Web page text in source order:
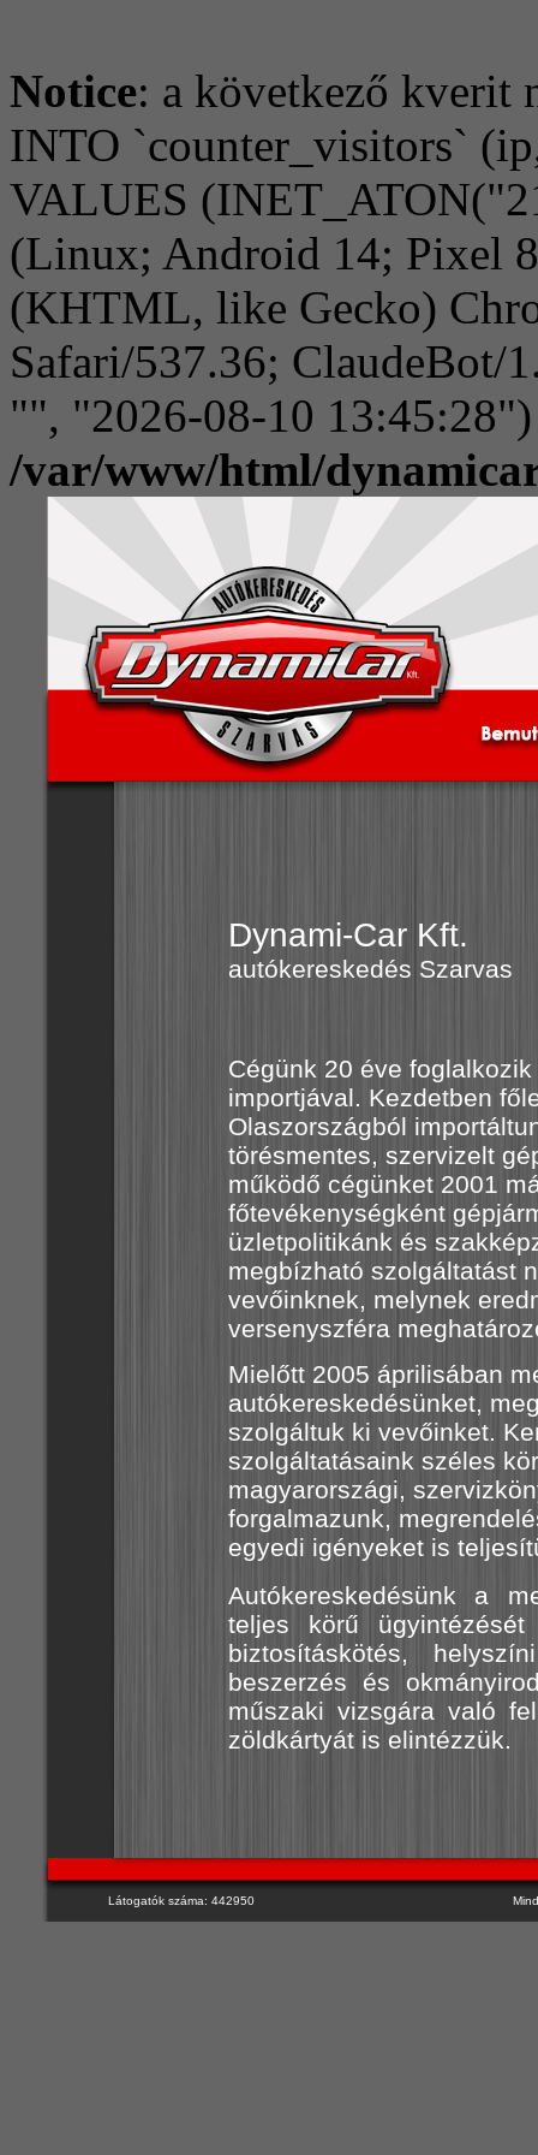
Notice: a következő kverit
INTO `counter_visitors`
VALUES
(Linux; Android 14; Pixel
(KHTML, like Gecko)
Safari/537.36; ClaudeBot/
"", "2026-08-10
/var/www/html/
Dynami-Car Kft.
autókereskedés Szarvas
Cégünk 20 éve
importjával. Kezdetben
Olaszországból
törésmentes, szervizelt
működő cégünket 2001
főtevékenységként
üzletpolitikánk és
megbízható szolgáltatást
vevőinknek, melynek
versenyszféra
Mielőtt 2005 áprilisában
autókereskedésünket,
szolgáltuk ki vevőinket.
szolgáltatásaink széles
magyarországi,
forgalmazunk,
egyedi igényeket is
Autókereskedésünk a
teljes körű ügyintézését
biztosításkötés,
beszerzés és
műszaki vizsgára való
zöldkártyát is elintézzük.
Látogatók száma: 442950